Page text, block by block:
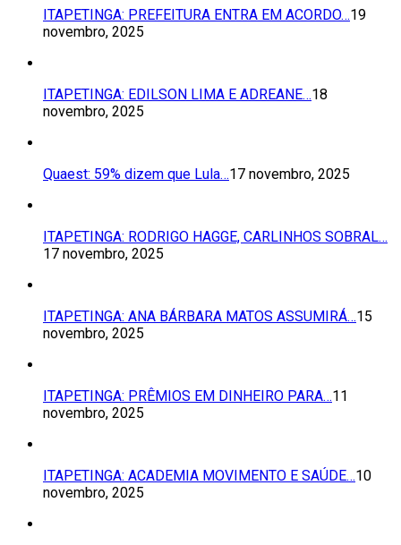
ITAPETINGA: PREFEITURA ENTRA EM ACORDO…19
novembro, 2025
ITAPETINGA: EDILSON LIMA E ADREANE…18
novembro, 2025
Quaest: 59% dizem que Lula…17 novembro, 2025
ITAPETINGA: RODRIGO HAGGE, CARLINHOS SOBRAL…
17 novembro, 2025
ITAPETINGA: ANA BÁRBARA MATOS ASSUMIRÁ…15
novembro, 2025
ITAPETINGA: PRÊMIOS EM DINHEIRO PARA…11
novembro, 2025
ITAPETINGA: ACADEMIA MOVIMENTO E SAÚDE…10
novembro, 2025